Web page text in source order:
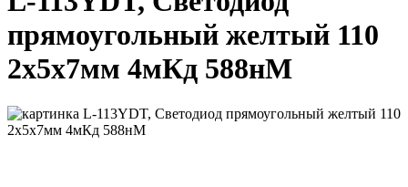
прямоугольный желтый 110
2x5х7мм 4мКд 588нМ